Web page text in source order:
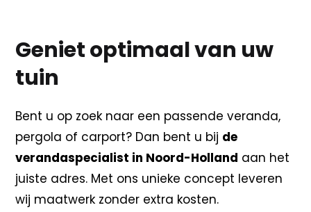
Geniet optimaal van uw
tuin
Bent u op zoek naar een passende veranda,
pergola of carport? Dan bent u bij de
verandaspecialist in Noord-Holland aan het
juiste adres. Met ons unieke concept leveren
wij maatwerk zonder extra kosten.